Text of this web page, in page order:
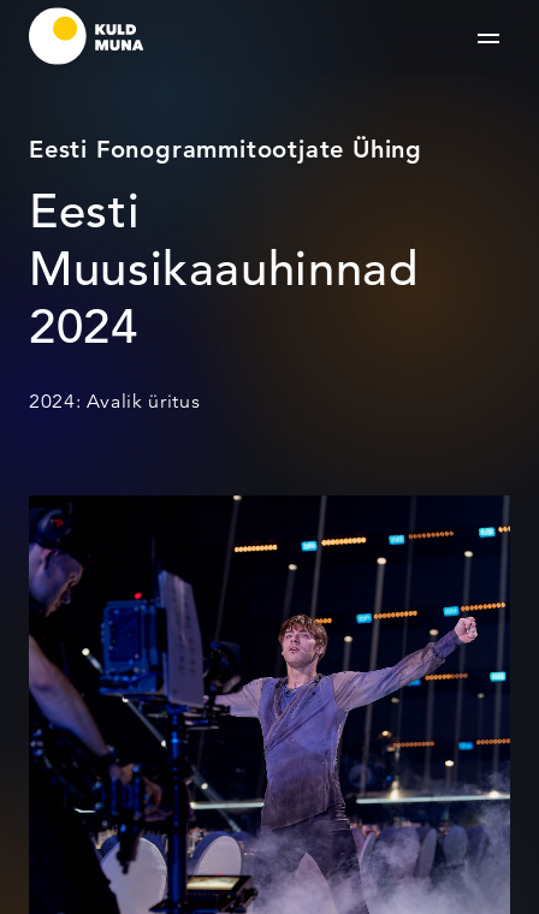
Eesti Fonogrammitootjate Ühing
Eesti
Muusikaauhinnad
2024
2024: Avalik üritus